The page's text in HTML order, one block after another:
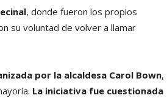
, donde fueron los propios
su voluntad de volver a llamar
por la alcaldesa Carol Bown,
La iniciativa fue cuestionada